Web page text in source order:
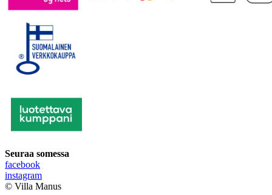
Seuraa somessa
facebook
instagram
© Villa Manus